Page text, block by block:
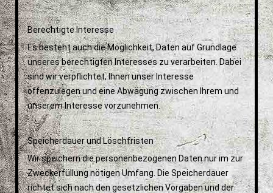
Berechtigte Interesse
Es besteht auch die Möglichkeit, Daten auf Grundlage
unseres berechtigten Interesses zu verarbeiten. Dabei
sind wir verpflichtet, Ihnen unser Interesse
offenzulegen und eine Abwägung zwischen Ihrem und
unserem Interesse vorzunehmen.
Speicherdauer und Löschfristen
Wir speichern die personenbezogenen Daten nur im zur
Zweckerfüllung nötigen Umfang. Die Speicherdauer
richtet sich nach den gesetzlichen Vorgaben und der